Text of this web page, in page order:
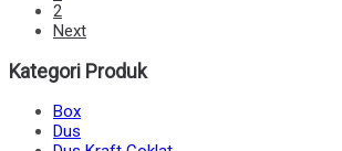
2
Next
Kategori Produk
Box
Dus